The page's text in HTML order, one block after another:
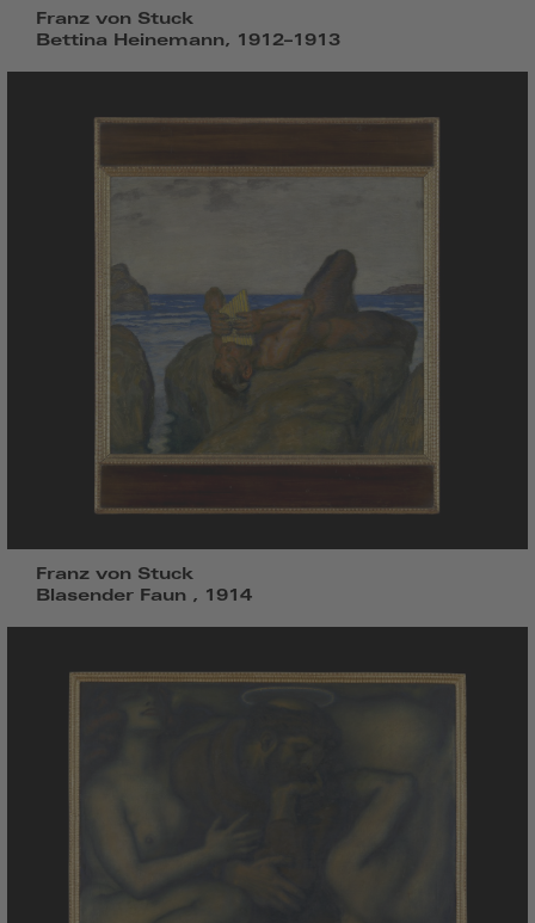
Franz von Stuck
Bettina Heinemann, 1912–1913
Franz von Stuck
Blasender Faun , 1914